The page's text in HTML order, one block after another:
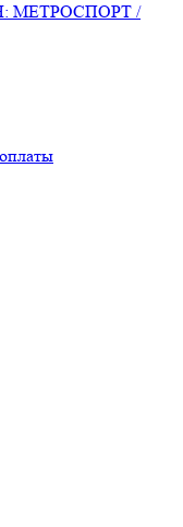
МЕТРОСПОРТ /